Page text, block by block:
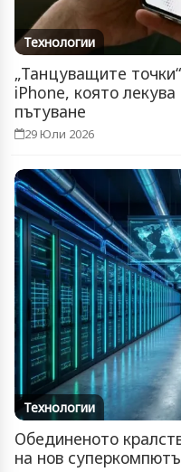
Технологии
„Танцуващите
iPhone, която
пътуване
29 Юли 2026
Технологии
Обединеното
на нов